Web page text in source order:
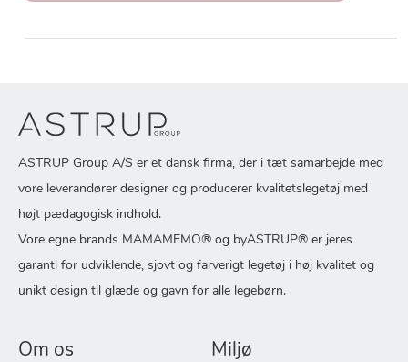
ASTRUP Group A/S er et dansk firma, der i tæt samarbejde med
vore leverandører designer og producerer kvalitetslegetøj med
højt pædagogisk indhold.
Vore egne brands MAMAMEMO® og byASTRUP® er jeres
garanti for udviklende, sjovt og farverigt legetøj i høj kvalitet og
unikt design til glæde og gavn for alle legebørn.
Om os Miljø